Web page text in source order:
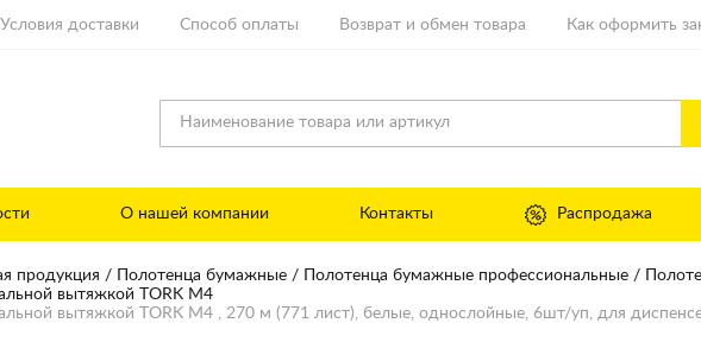
Условия доставки Способ оплаты Возврат и обмен товара Как оформить
О нашей компании Контакты Распродажа
продукция Полотенца бумажные Полотенца бумажные профессиональные
вытяжкой TORK М4
вытяжкой TORK М4 , 270 м (771 лист), белые, однослойные, 6шт/уп, для